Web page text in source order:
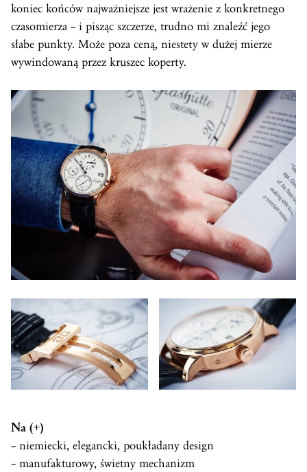
koniec końców najważniejsze jest wrażenie z konkretnego
czasomierza – i pisząc szczerze, trudno mi znaleźć jego
słabe punkty. Może poza ceną, niestety w dużej mierze
wywindowaną przez kruszec koperty.
Na (+)
– niemiecki, elegancki, poukładany design
– manufakturowy, świetny mechanizm